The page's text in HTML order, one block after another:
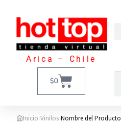
Arica – Chile
$0
Inicio›Vinilos›Nombre del Producto